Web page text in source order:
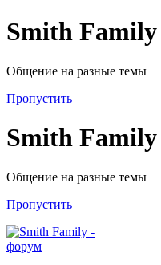
Smith
Общение на разные темы
Пропустить
Smith
Общение на разные темы
Пропустить